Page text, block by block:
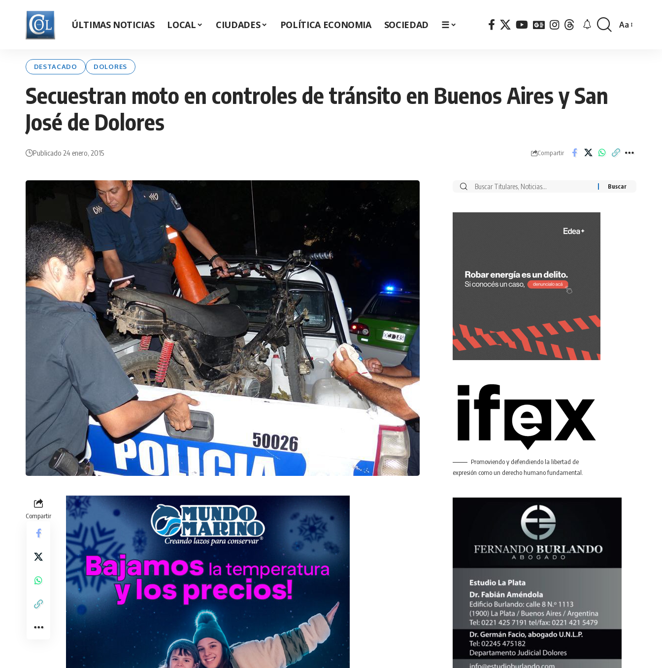
ÚLTIMAS NOTICIAS LOCAL CIUDADES POLÍTICA ECONOMIA SOCIEDAD ☰
Font
Aa
DESTACADO DOLORES
Secuestran moto en controles de tránsito en Buenos Aires y San
José de Dolores
Publicado 24 enero, 2015 Compartir
Compartir
Buscar
Promoviendo y defendiendo la libertad de
expresión como un derecho humano fundamental.